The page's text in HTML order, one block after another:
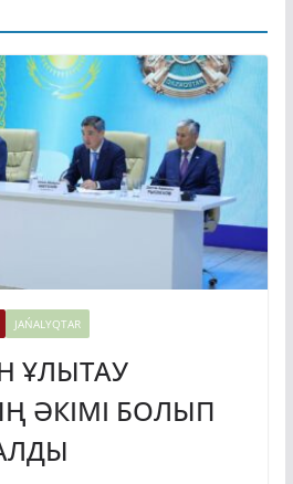
JAŃALYQTAR
ҰЛЫТАУ
ӘКІМІ БОЛЫП